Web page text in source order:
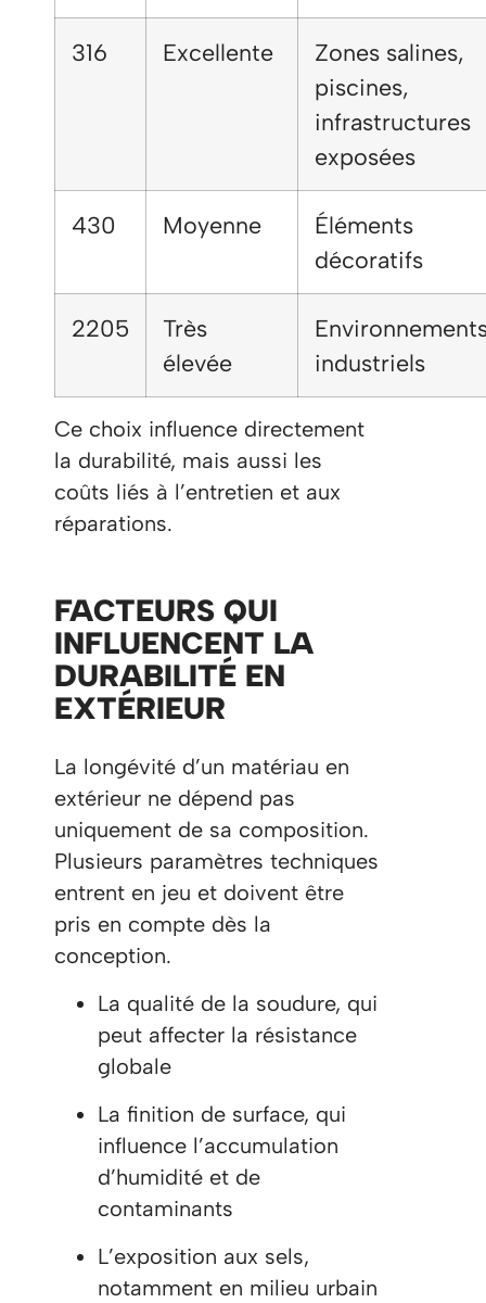
316 Excellente
Zones salines,
piscines,
infrastructures
exposées
430 Moyenne
Éléments
décoratifs
2205
Très
élevée
industriels
Ce choix influence directement
la durabilité, mais aussi les
coûts liés à l’entretien et aux
réparations.
FACTEURS QUI
INFLUENCENT LA
DURABILITÉ EN
EXTÉRIEUR
La longévité d’un matériau en
extérieur ne dépend pas
uniquement de sa composition.
Plusieurs paramètres techniques
entrent en jeu et doivent être
pris en compte dès la
conception.
La qualité de la soudure, qui
peut affecter la résistance
globale
La finition de surface, qui
influence l’accumulation
d’humidité et de
contaminants
L’exposition aux sels,
notamment en milieu urbain